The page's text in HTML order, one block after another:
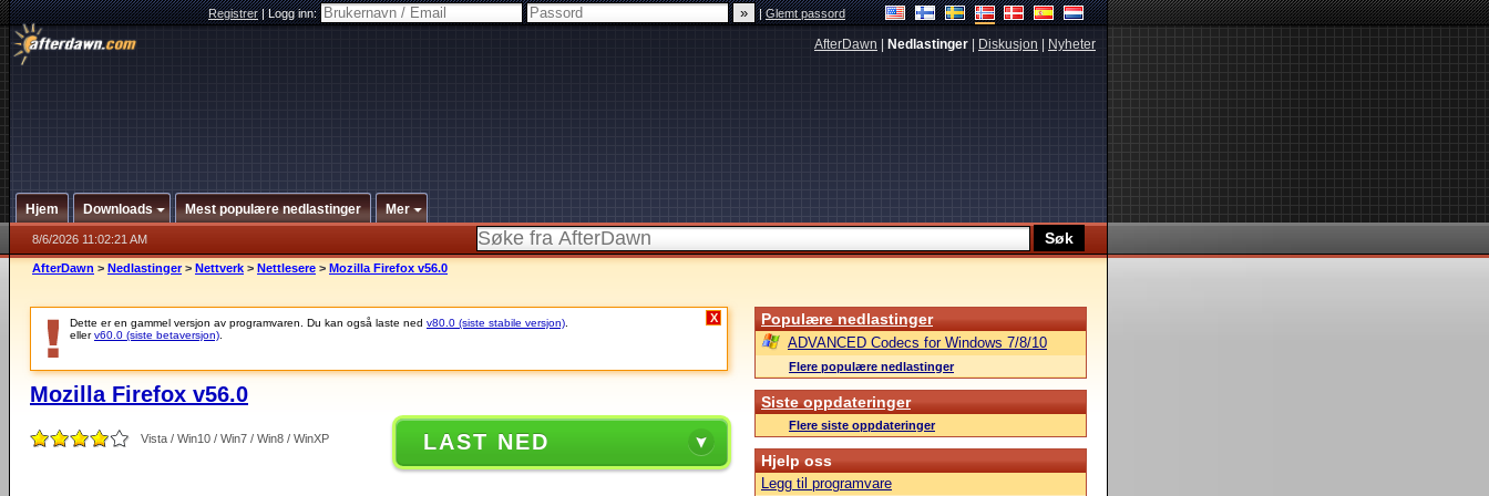
Registrer|Logg inn: |Glemt passord
AfterDawn Nedlastinger Diskusjon Nyheter
Hjem Downloads Mest populære nedlastinger Mer
8/6/2026 11:02:21 AM
AfterDawn > Nedlastinger > Nettverk > Nettlesere > Mozilla Firefox v56.0
Dette er en gammel versjon av programvaren. Du kan også laste ned v80.0 (siste stabile versjon)
ellerv60.0 (siste betaversjon)
X
Mozilla Firefox v56.0
Vista / Win10 / Win7 / Win8 / WinXP LAST NED
Populære nedlastinger
ADVANCED Codecs for Windows 7/8/10
Flere populære nedlastinger
Siste oppdateringer
Flere siste oppdateringer
Hjelp oss
Legg til programvare